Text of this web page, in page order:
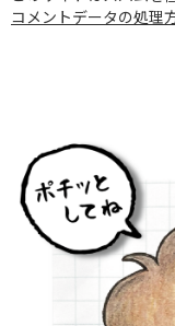
コメントデータの処理